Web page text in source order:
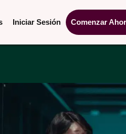
Iniciar Sesión Comenzar